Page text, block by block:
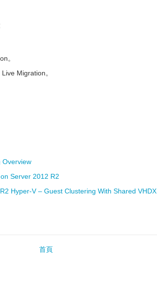
。
Migration。
Overview
Server 2012 R2
Hyper-V – Guest Clustering With Shared VHDX
首頁